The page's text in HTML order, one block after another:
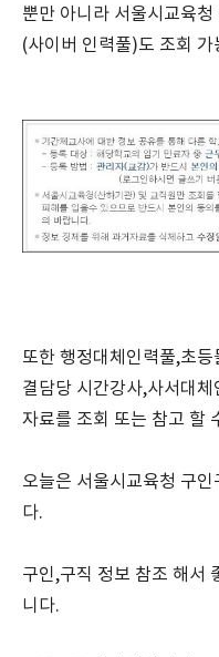
뿐만 아니라 서울시교육
(사이버 인력풀)도 조회 가
또한 행정대체인력풀,초
결담당 시간강사,사서대
자료를 조회 또는 참고 할
오늘은 서울시교육청 구
다.
구인,구직 정보 참조 해서
니다.